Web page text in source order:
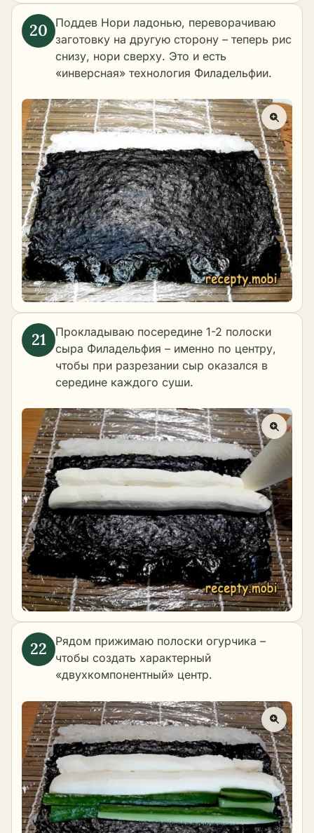
Поддев Нори ладонью, переворачиваю
заготовку на другую сторону – теперь рис
снизу, нори сверху. Это и есть
«инверсная» технология Филадельфии.
Прокладываю посередине 1-2 полоски
сыра Филадельфия – именно по центру,
чтобы при разрезании сыр оказался в
середине каждого суши.
Рядом прижимаю полоски огурчика –
чтобы создать характерный
«двухкомпонентный» центр.